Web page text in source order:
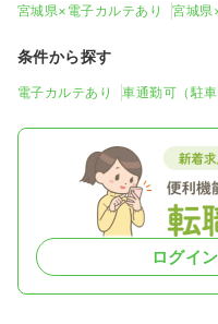
宮城県×電子カルテあり 宮城県
条件から探す
電子カルテあり 車通勤可（駐車
ログイ